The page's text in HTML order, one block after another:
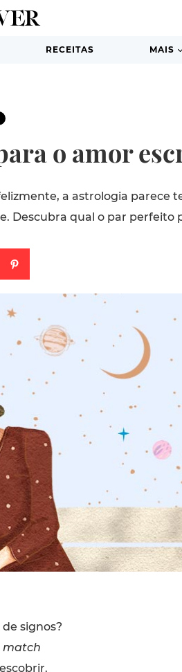
RECEITAS MAIS
o amor
a astrologia parece
Descubra qual o par perfeito
signos?
match